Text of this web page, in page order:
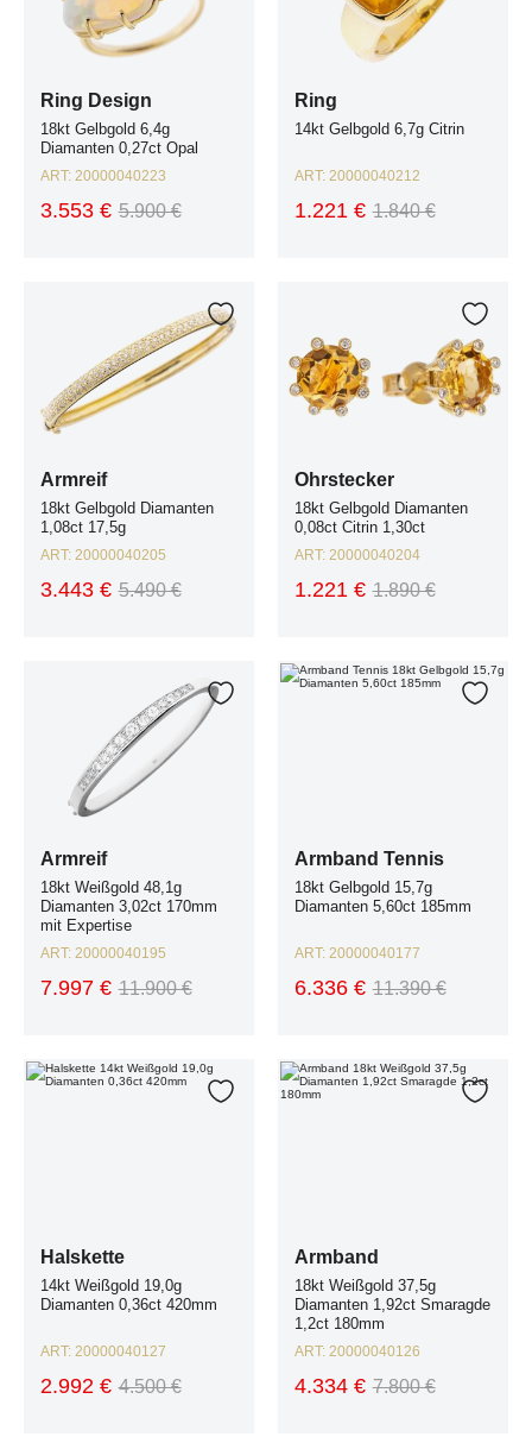
Ring Design
18kt Gelbgold 6,4g
Diamanten 0,27ct Opal
ART: 20000040223
5.900 €
3.553 €
Ring
14kt Gelbgold 6,7g Citrin
ART: 20000040212
1.840 €
1.221 €
Armreif
18kt Gelbgold Diamanten
1,08ct 17,5g
Zur Wunschliste hinzufügen
ART: 20000040205
5.490 €
3.443 €
Ohrstecker
18kt Gelbgold Diamanten
0,08ct Citrin 1,30ct
Zur
ART: 20000040204
1.890 €
1.221 €
Armreif
18kt Weißgold 48,1g
Diamanten 3,02ct 170mm
mit Expertise
Zur Wunschliste hinzufügen
ART: 20000040195
11.900 €
7.997 €
Armreif 18kt Weißgold 48,1g Diamanten 3,02ct 170mm mit Expertise
Armband Tennis
18kt Gelbgold 15,7g
Diamanten 5,60ct 185mm
Zur
ART: 20000040177
11.390 €
6.336 €
Armband Tennis 18kt Gelbgold
Halskette
14kt Weißgold 19,0g
Diamanten 0,36ct 420mm
Zur Wunschliste hinzufügen
ART: 20000040127
4.500 €
2.992 €
Halskette 14kt Weißgold 19,0g Diamanten 0,36ct 420mm
Armband
18kt Weißgold 37,5g
Diamanten 1,92ct Smaragde
1,2ct 180mm
Zur
ART: 20000040126
7.800 €
4.334 €
Armband 18kt Weißgold 37,5g